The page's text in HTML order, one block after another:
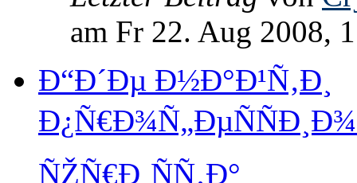
am Fr 22. Aug 2008,
Ð“Ð´Ðµ Ð½Ð°Ð¹Ñ‚Ð¸
ÑŽÑ€Ð¸ÑÑ‚Ð°